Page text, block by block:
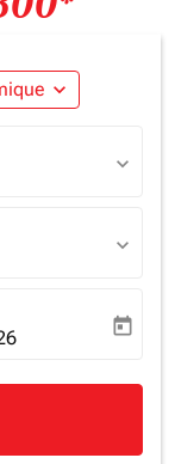
expand_more
expand_more
expand_more
return-date-aria-
today